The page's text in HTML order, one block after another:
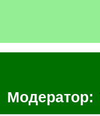
Модератор: